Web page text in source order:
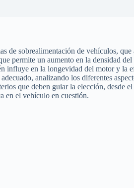
de sobrealimentación de vehículos,
permite un aumento en la densidad
influye en la longevidad del motor y
analizando los diferentes
que deben guiar la elección, desde
en el vehículo en cuestión.